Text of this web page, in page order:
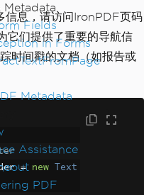
Metadata
Fields
in Forms
Metadata
Assistance
PDF
信息，请访问IronPDF页码
它们提供了重要的导航信
时间戳的文档（如报告或
= new
Text